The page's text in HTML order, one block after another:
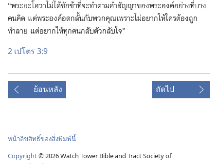
“พระ​ยะโฮวา​ไม่​ได้​ชักช้า​ที่​จะ​ทำ​ตาม​คำ​สัญญา​ของ​พระองค์​อย่าง​ที่​บาง​
คน​คิด แต่​พระองค์​อด​กลั้น​กับ​พวก​คุณ​เพราะ​ไม่​อยาก​ให้​ใคร​ต้อง​ถูก​
ทำลาย แต่​อยาก​ให้​ทุก​คน​กลับ​ตัว​กลับ​ใจ”
2 เปโตร 3:9
ย้อนหลัง ถัดไป
หน้าลิขสิทธิ์ของสิ่งพิมพ์นี้
Copyright© 2026 Watch Tower Bible and Tract Society of